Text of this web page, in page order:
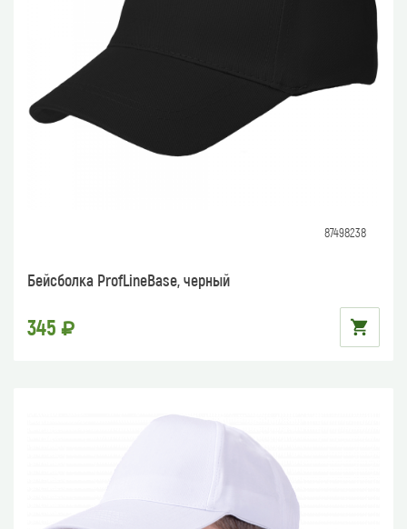
87498238
Бейсболка ProfLineBase, черный
345